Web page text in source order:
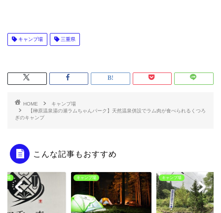
キャンプ場 三重県
HOME
キャンプ場
【榊原温泉湯の瀬ラムちゃんパーク】天然温泉併設でラム肉が食べられるくつろ
ぎのキャンプ
こんな記事もおすすめ
プ場 キャンプ場 キャンプ場